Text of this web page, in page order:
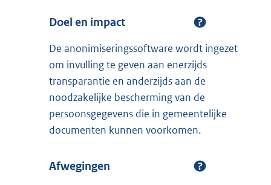
Doel en impact
De anonimiseringssoftware wordt ingezet
om invulling te geven aan enerzijds
transparantie en anderzijds aan de
noodzakelijke bescherming van de
persoonsgegevens die in gemeentelijke
documenten kunnen voorkomen.
Afwegingen